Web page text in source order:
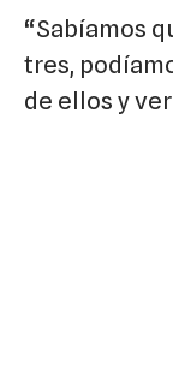
“Sabíamos
tres,
de ellos y